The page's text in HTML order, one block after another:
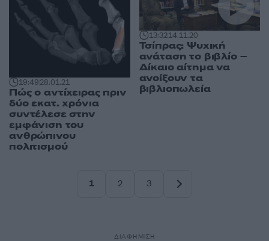
19:4928.01.21
Πώς ο αντίχειρας πριν
δύο εκατ. χρόνια
συντέλεσε στην
εμφάνιση του
ανθρώπινου
πολιτισμού
13:3214.11.20
Τσίπρας: Ψυχική
ανάταση το βιβλίο –
Δίκαιο αίτημα να
ανοίξουν τα
βιβλιοπωλεία
1
2
3
ΔΙΑΦΗΜΙΣΗ